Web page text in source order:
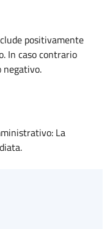
positivamente
In caso contrario
negativo.
La